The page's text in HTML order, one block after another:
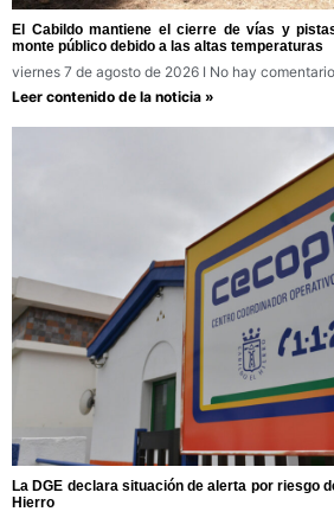
El Cabildo mantiene el cierre de vías y
monte público debido a las altas temperaturas
viernes 7 de agosto de 2026
No hay
Leer contenido de la noticia »
La DGE declara situación de alerta por riesgo
Hierro